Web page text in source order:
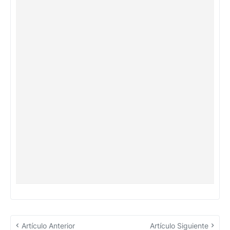
Artículo Anterior Artículo Siguiente